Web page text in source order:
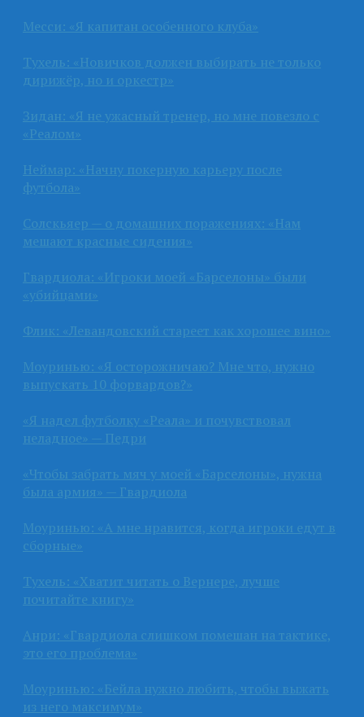
Месси: «Я капитан особенного клуба»
Тухель: «Новичков должен выбирать не только
дирижёр, но и оркестр»
Зидан: «Я не ужасный тренер, но мне повезло с
«Реалом»
Неймар: «Начну покерную карьеру после
футбола»
Солскьяер — о домашних поражениях: «Нам
мешают красные сидения»
Гвардиола: «Игроки моей «Барселоны» были
«убийцами»
Флик: «Левандовский стареет как хорошее вино»
Моуринью: «Я осторожничаю? Мне что, нужно
выпускать 10 форвардов?»
«Я надел футболку «Реала» и почувствовал
неладное» — Педри
«Чтобы забрать мяч у моей «Барселоны», нужна
была армия» — Гвардиола
Моуринью: «А мне нравится, когда игроки едут в
сборные»
Тухель: «Хватит читать о Вернере, лучше
почитайте книгу»
Анри: «Гвардиола слишком помешан на тактике,
это его проблема»
Моуринью: «Бейла нужно любить, чтобы выжать
из него максимум»